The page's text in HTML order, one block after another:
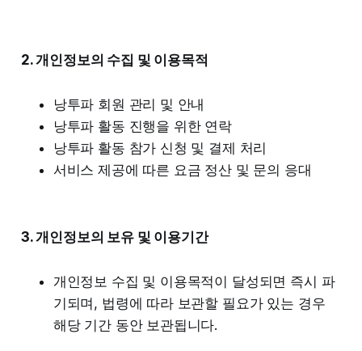
2. 개인정보의 수집 및 이용목적
낭투파 회원 관리 및 안내
낭투파 활동 진행을 위한 연락
낭투파 활동 참가 신청 및 결제 처리
서비스 제공에 따른 요금 정산 및 문의 응대
3. 개인정보의 보유 및 이용기간
개인정보 수집 및 이용목적이 달성되면 즉시 파
기되며, 법령에 따라 보관할 필요가 있는 경우
해당 기간 동안 보관됩니다.